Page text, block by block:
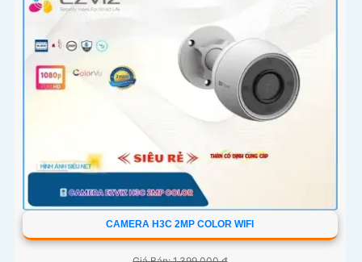
CAMERA H3C 2MP COLOR WIFI